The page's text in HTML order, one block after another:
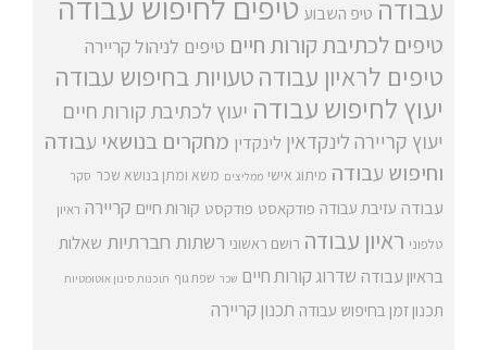
עבודה טיפ השבוע
טיפים לכתיבת קורות חיים טיפים לניהול קריירה
טיפים לראיון עבודהטעויות בחיפוש עבודה
יעוץ לחיפוש עבודה יעוץ לכתיבת קורות חיים
יעוץ קריירה לינקדאין לינקדין מחקרים בנושאי עבודה
וחיפוש עבודה מיתוג אישי ממליצים משא ומתן בנושא שכר סקר
עבודה עזיבת עבודה פודקאסט פודקסט קורות חיים קריירה ראיון
טלפוני ראיון עבודה רושם ראשוני רשתות חברתיות שאלות
בראיון עבודה שדרוג קורות חיים שכר שפת גוף תוכנות סינון אוטומטיות
תכנון זמן בחיפוש עבודה תכנון קריירה